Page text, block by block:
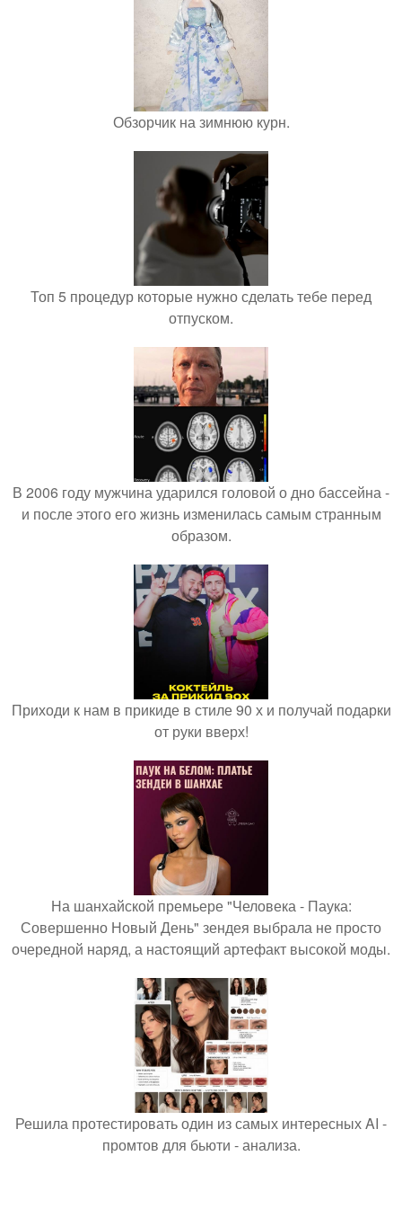
Обзорчик на зимнюю курн.
Топ 5 процедур которые нужно сделать тебе перед
отпуском.
В 2006 году мужчина ударился головой о дно бассейна -
и после этого его жизнь изменилась самым странным
образом.
Приходи к нам в прикиде в стиле 90 х и получай подарки
от руки вверх!
На шанхайской премьере "Человека - Паука:
Совершенно Новый День" зендея выбрала не просто
очередной наряд, а настоящий артефакт высокой моды.
Решила протестировать один из самых интересных AI -
промтов для бьюти - анализа.